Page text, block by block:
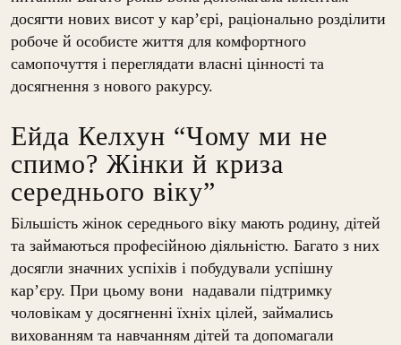
досягти нових висот у кар’єрі, раціонально розділити
робоче й особисте життя для комфортного
самопочуття і переглядати власні цінності та
досягнення з нового ракурсу.
Ейда Келхун “Чому ми не
спимо? Жінки й криза
середнього віку”
Більшість жінок середнього віку мають родину, дітей
та займаються професійною діяльністю. Багато з них
досягли значних успіхів і побудували успішну
кар’єру. При цьому вони надавали підтримку
чоловікам у досягненні їхніх цілей, займались
вихованням та навчанням дітей та допомагали